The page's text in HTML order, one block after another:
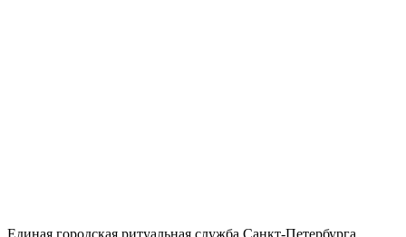
Единая городская ритуальная служба Санкт-Петербурга